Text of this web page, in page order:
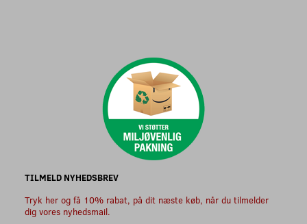
TILMELD NYHEDSBREV
Tryk her og få 10% rabat, på dit næste køb, når du tilmelder
dig vores nyhedsmail.